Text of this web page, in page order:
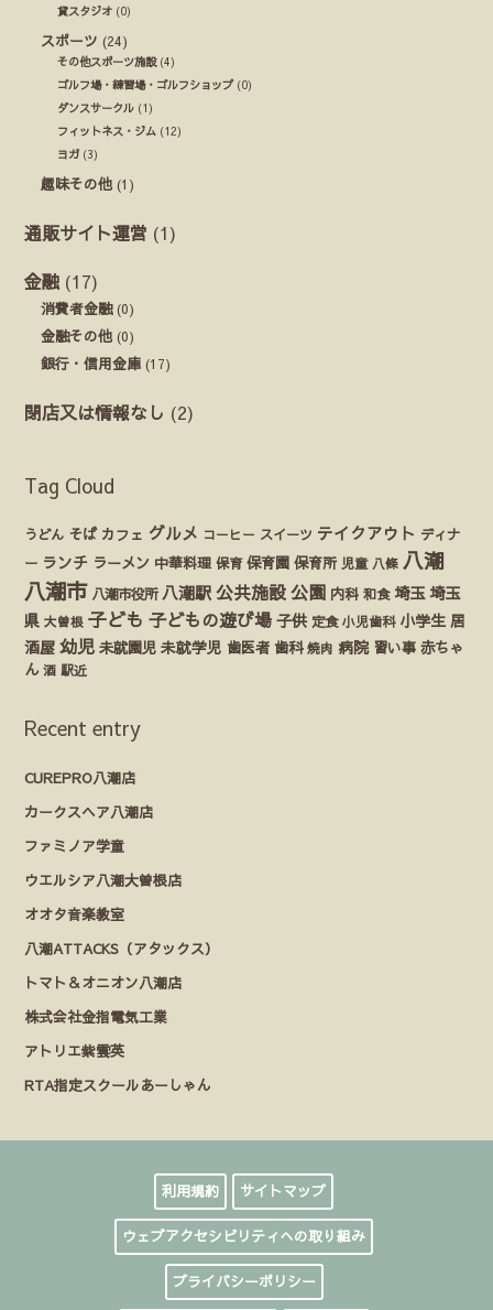
貸スタジオ (0)
スポーツ (24)
その他スポーツ施設(4)
ゴルフ場・練習場・ゴルフショップ(0)
ダンスサークル (1)
フィットネス・ジム (12)
ヨガ (3)
趣味その他 (1)
通販サイト運営 (1)
金融 (17)
消費者金融(0)
金融その他 (0)
銀行・信用金庫 (17)
閉店又は情報なし (2)
Tag Cloud
うどん そば カフェ グルメ コーヒー スイーツ テイクアウト ディナ
ー ランチ ラーメン 中華料理 保育 保育園 保育所 児童 八條 八潮
八潮市 八潮市役所 八潮駅 公共施設 公園 内科 和食 埼玉 埼玉
県 大曽根 子ども 子どもの遊び場 子供 定食 小児歯科 小学生 居
酒屋 幼児 未就園児 未就学児 歯医者 歯科 焼肉 病院 習い事 赤ちゃ
ん 酒 駅近
Recent entry
CUREPRO八潮店
カークスヘア八潮店
ファミノア学童
ウエルシア八潮大曽根店
オオタ音楽教室
八潮ATTACKS（アタックス）
トマト＆オニオン八潮店
株式会社金指電気工業
アトリエ紫雲英
RTA指定スクールあーしゃん
利用規約 サイトマップ
ウェブアクセシビリティへの取り組み
プライバシーポリシー